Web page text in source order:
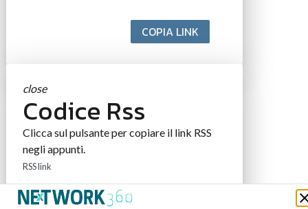
COPIA LINK
close
Codice Rss
Clicca sul pulsante per copiare il link RSS
negli appunti.
RSS link